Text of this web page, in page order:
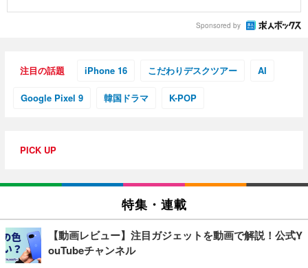
Sponsored by
注目の話題 iPhone 16 こだわりデスクツアー AI
Google Pixel 9 韓国ドラマ K-POP
PICK UP
特集・連載
【動画レビュー】注目ガジェットを動画で解説！公式Y
ouTubeチャンネル